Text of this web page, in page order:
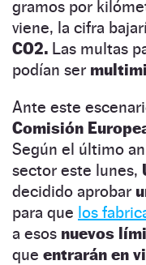
gramos por
viene, la cifra
CO2. Las multas
podían ser
Ante este
Comisión
Según el último
sector este lunes,
decidido aprobar
para que los
a esos nuevos
que entrarán en